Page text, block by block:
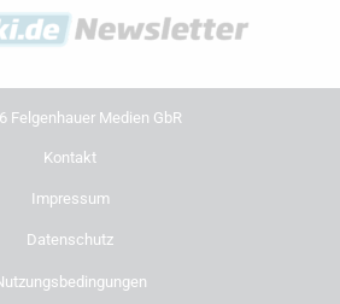
Felgenhauer Medien GbR
Kontakt
Impressum
Datenschutz